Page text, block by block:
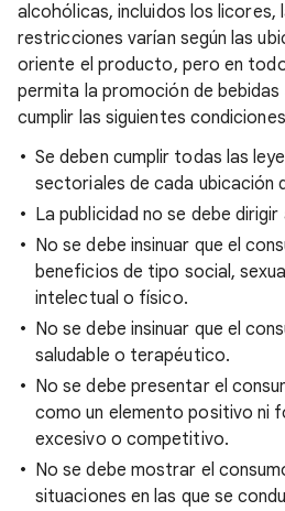
alcohólicas, incluidos los licores,
restricciones varían según las
oriente el producto, pero en
permita la promoción de
cumplir las siguientes
Se deben cumplir todas las
sectoriales de cada ubicación
La publicidad no se debe
No se debe insinuar que el
beneficios de tipo social,
intelectual o físico.
No se debe insinuar que el
saludable o terapéutico.
No se debe presentar el
como un elemento positivo ni
excesivo o competitivo.
No se debe mostrar el
situaciones en las que se